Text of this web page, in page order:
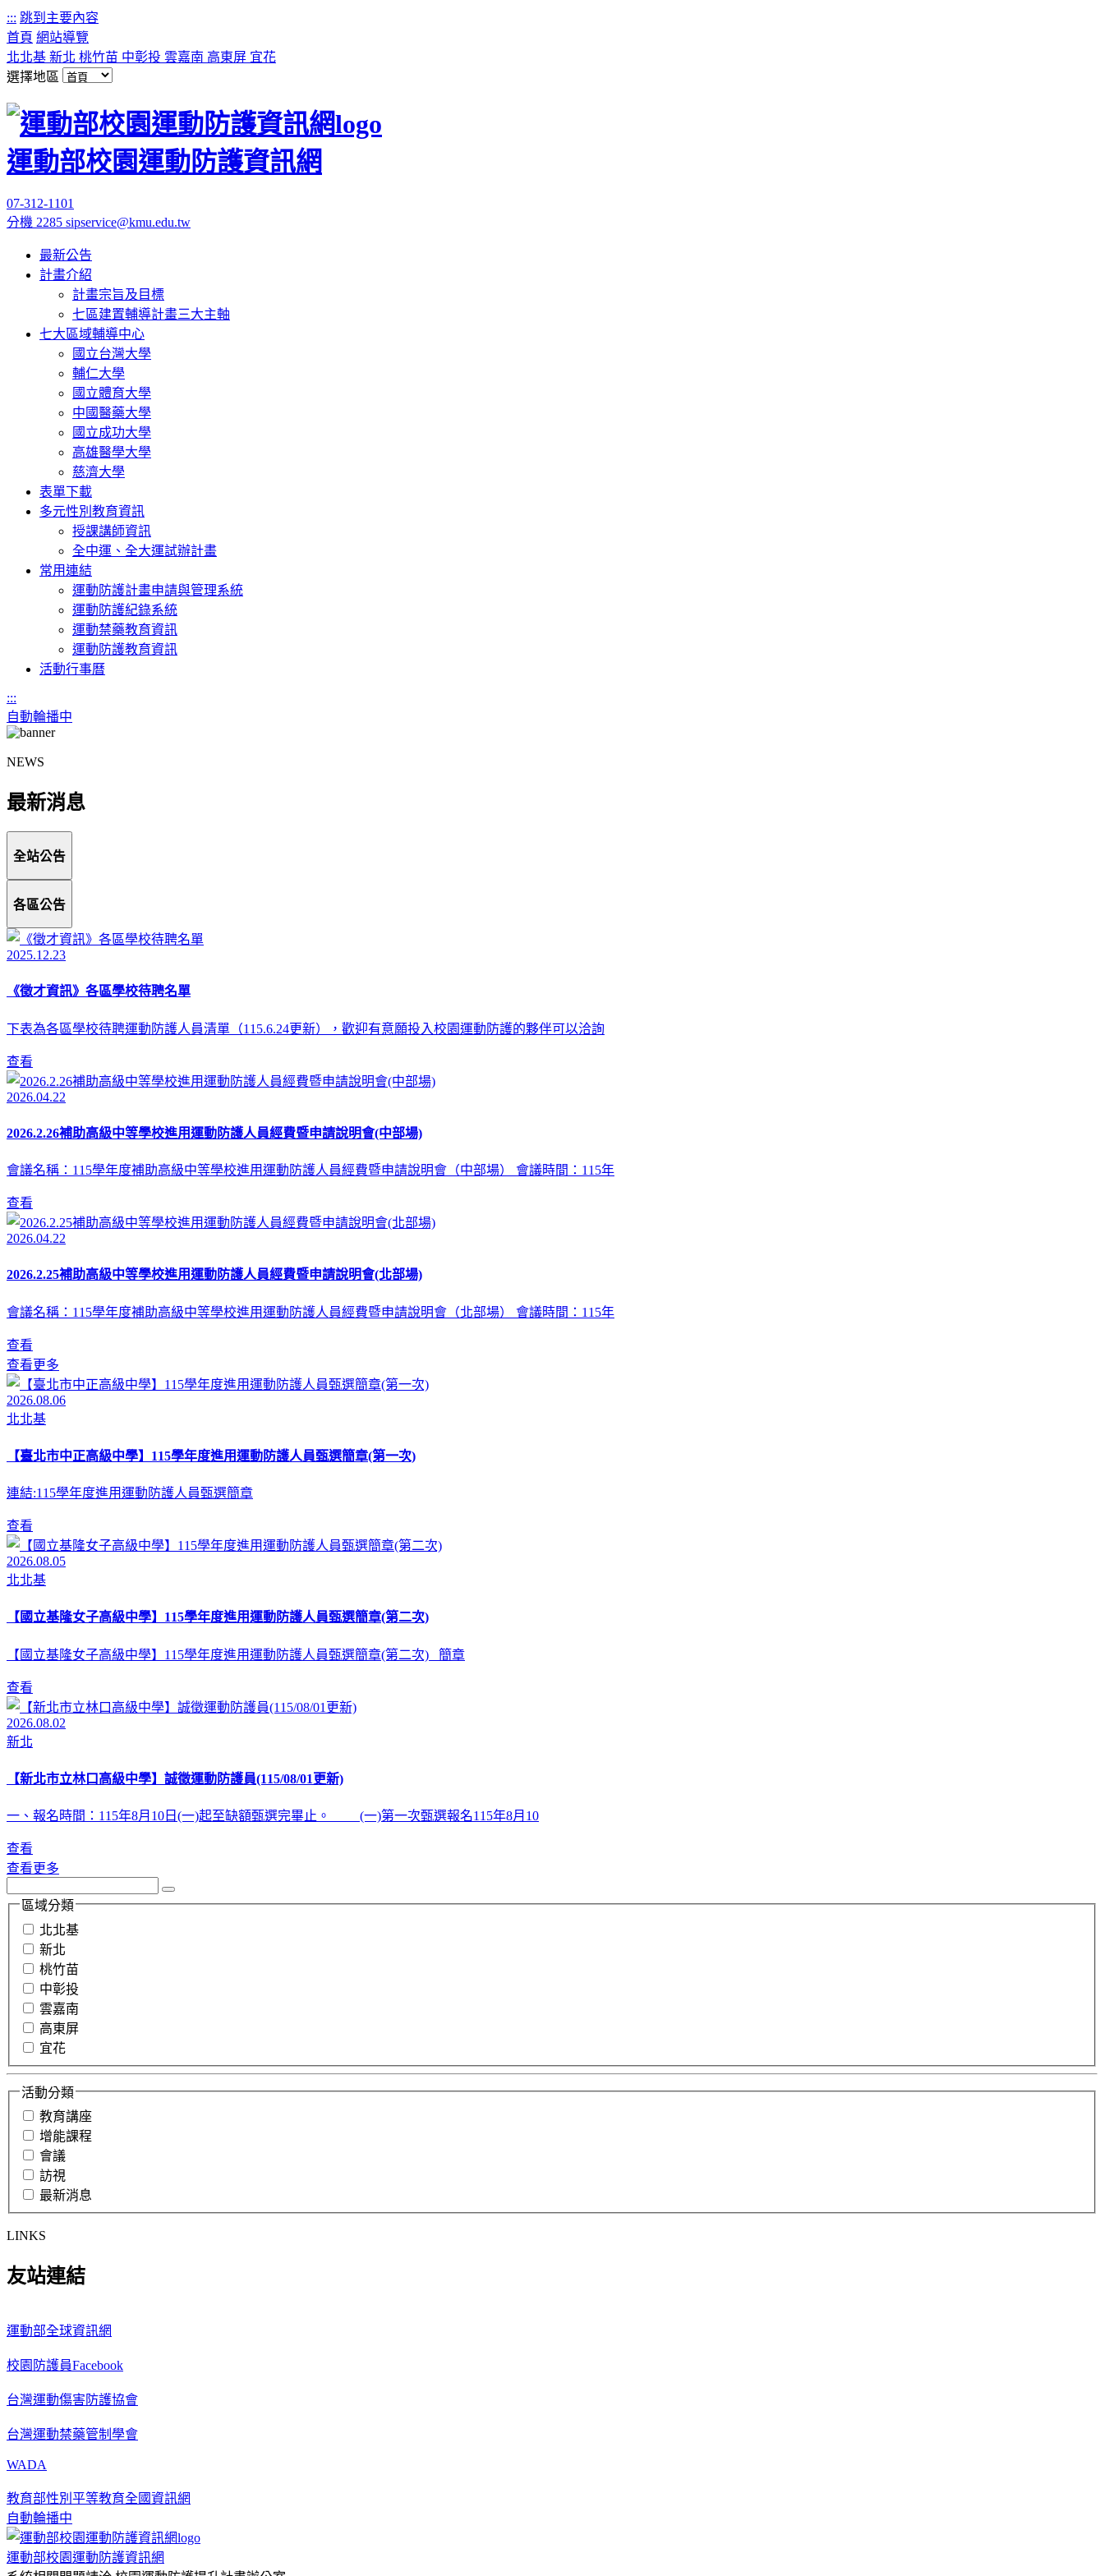
::: 跳到主要內容
首頁 網站導覽
北北基 新北 桃竹苗 中彰投 雲嘉南 高東屏 宜花
選擇地區
運動部校園運動防護資訊網
07-312-1101
分機 2285 sipservice@kmu.edu.tw
最新公告
計畫介紹
計畫宗旨及目標
七區建置輔導計畫三大主軸
七大區域輔導中心
國立台灣大學
輔仁大學
國立體育大學
中國醫藥大學
國立成功大學
高雄醫學大學
慈濟大學
表單下載
多元性別教育資訊
授課講師資訊
全中運、全大運試辦計畫
常用連結
運動防護計畫申請與管理系統
運動防護紀錄系統
運動禁藥教育資訊
運動防護教育資訊
活動行事曆
:::
自動輪播中
NEWS
最新消息
全站公告
各區公告
2025.12.23
《徵才資訊》各區學校待聘名單
下表為各區學校待聘運動防護人員清單（115.6.24更新），歡迎有意願投入校園運動防護的夥伴可以洽詢
查看
2026.04.22
2026.2.26補助高級中等學校進用運動防護人員經費暨申請說明會(中部場)
會議名稱：115學年度補助高級中等學校進用運動防護人員經費暨申請說明會（中部場） 會議時間：115年
查看
2026.04.22
2026.2.25補助高級中等學校進用運動防護人員經費暨申請說明會(北部場)
會議名稱：115學年度補助高級中等學校進用運動防護人員經費暨申請說明會（北部場） 會議時間：115年
查看
查看更多
2026.08.06
北北基
【臺北市中正高級中學】115學年度進用運動防護人員甄選簡章(第一次)
連結:115學年度進用運動防護人員甄選簡章
查看
2026.08.05
北北基
【國立基隆女子高級中學】115學年度進用運動防護人員甄選簡章(第二次)
【國立基隆女子高級中學】115學年度進用運動防護人員甄選簡章(第二次) 簡章
查看
2026.08.02
新北
【新北市立林口高級中學】誠徵運動防護員(115/08/01更新)
一、報名時間：115年8月10日(一)起至缺額甄選完畢止。 (一)第一次甄選報名115年8月10
查看
查看更多
區域分類
北北基
新北
桃竹苗
中彰投
雲嘉南
高東屏
宜花
活動分類
教育講座
增能課程
會議
訪視
最新消息
LINKS
友站連結
運動部全球資訊網
校園防護員Facebook
台灣運動傷害防護協會
台灣運動禁藥管制學會
WADA
教育部性別平等教育全國資訊網
自動輪播中
運動部校園運動防護資訊網